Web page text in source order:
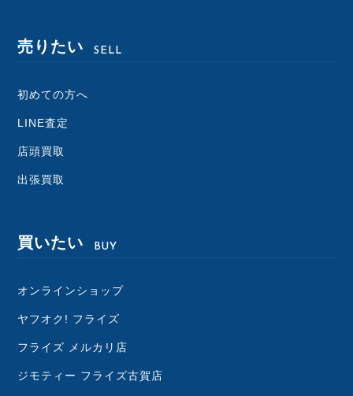
売りたい SELL
初めての方へ
LINE査定
店頭買取
出張買取
買いたい BUY
オンラインショップ
ヤフオク! フライズ
フライズ メルカリ店
ジモティー フライズ古賀店